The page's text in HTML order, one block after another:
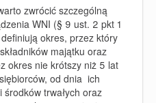
zwrócić szczególną
WNI (§ 9 ust. 2 pkt 1
okres, przez który
majątku oraz
okres nie krótszy niż 5 lat
od dnia ich
trwałych oraz